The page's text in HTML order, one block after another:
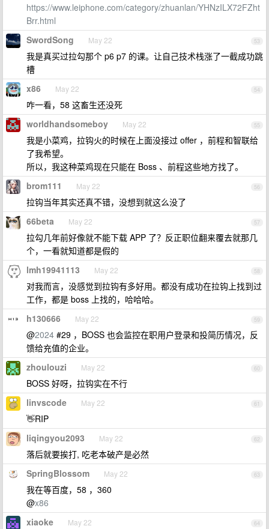
https://www.leiphone.com/category/zhuanlan/YHNzILX72FZht
Brr.html
53
SwordSong May 22
我是真买过拉勾那个 p6 p7 的课。让自己技术栈涨了一截成功跳
槽
54
x86 May 22
咋一看，58 这畜生还没死
55
worldhandsomeboy May 22
我是小菜鸡，拉钩火的时候在上面没接过 offer ，前程和智联给
了我希望。
所以，我这种菜鸡现在只能在 Boss 、前程这些地方找了。
56
brom111 May 22
拉钩当年其实还真不错，没想到就这么没了
57
66beta May 22
拉勾几年前好像就不能下载 APP 了？反正职位翻来覆去就那几
个，一看就知道都是假的
58
lmh19941113 May 22
对我而言，没感觉到拉钩有多好用。都没有成功在拉钩上找到过
工作，都是 boss 上找的，哈哈哈。
59
h130666 May 22
@2024 #29 ，BOSS 也会监控在职用户登录和投简历情况，反
馈给充值的企业。
60
zhoulouzi May 22
BOSS 好呀，拉钩实在不行
61
linvscode May 22
👋RIP
62
liqingyou2093 May 22
落后就要挨打, 吃老本破产是必然
63
SpringBlossom May 22
我在等百度，58 ，360
@x86
64
xiaoke May 22